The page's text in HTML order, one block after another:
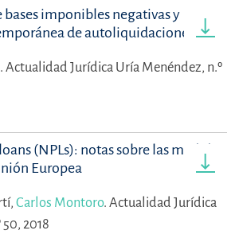
bases imponibles negativas y
de autoliquidaciones
Actualidad Jurídica Uría Menéndez, n.º
(NPLs): notas sobre las medidas
Europea
Carlos Montoro. Actualidad Jurídica
2018